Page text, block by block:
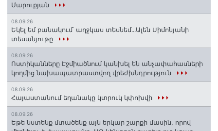
Մարուքյան
08.09.26
Եկել եմ բանակում՝ աղջկաս տեսնեմ․․․Ալեն Սիմոնյանի
տեսանյութը
08.09.26
Ոստիկանները Էջմիածնում կանխել են անչափահասների
կողմից նախապատրաստվող վրեժխնդրություն
08.09.26
Հայաստանում եղանակը կտրուկ կփոխվի
08.09.26
Եթե նստենք մտածենք այն երկար շարքի մասին, որով